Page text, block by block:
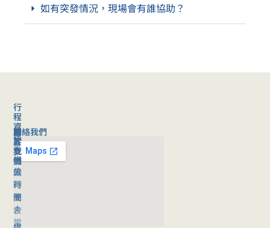
如有突發情況，現場會有誰協助？
聯絡我們
行
程
資
訊
旅
行
團
時
間
表
旅
客
支
援
旅
行
團
｜
常
關
於
我
們
公
司
簡
介